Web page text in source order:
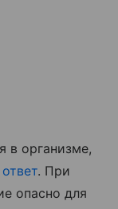
в организме,
ответ. При
опасно для